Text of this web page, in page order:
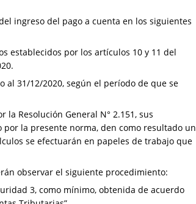
ingreso del pago a cuenta en los siguientes
establecidos por los artículos 10 y 11 del
al 31/12/2020, según el período de que se
Resolución General N° 2.151, sus
la presente norma, den como resultado un
se efectuarán en papeles de trabajo que
observar el siguiente procedimiento:
3, como mínimo, obtenida de acuerdo